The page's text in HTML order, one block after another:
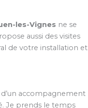
les-Vignes ne se
aussi des visites
de votre installation et
d’un accompagnement
Je prends le temps